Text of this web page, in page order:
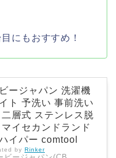
にもおすすめ！
ージャパン 洗濯機
ト 予洗い 事前洗い
層式 ステンレス脱
イセカンドランド
イパー comtool
by Rinker